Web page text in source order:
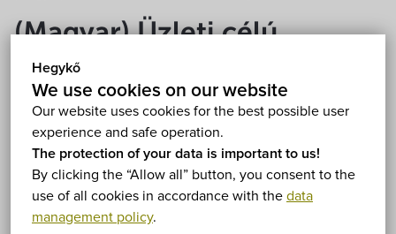
Hegykő
We use cookies on our website
Our website uses cookies for the best possible user
experience and safe operation.
The protection of your data is important to us!
By clicking the “Allow all” button, you consent to the
use of all cookies in accordance with the data
management policy.
(Magyar) Üzleti célú
befektetési lehetőség!
2011. November 30.
Sorry, this entry is only available inMagyar.